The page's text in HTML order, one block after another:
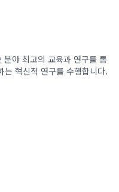
야 최고의 교육과 연구를 통
는 혁신적 연구를 수행합니다.